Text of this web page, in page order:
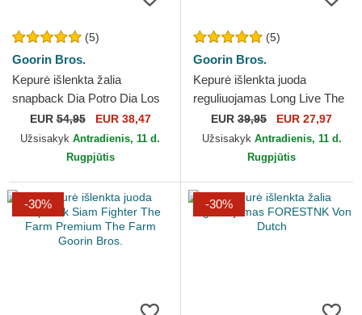
(5)
Goorin Bros.
Kepurė išlenkta žalia
snapback Dia Potro Dia Los
Muertos The Farm Goorin
Bros.
EUR54,95 EUR 38,47
Užsisakyk Antradienis, 11 d.
Rugpjūtis
(5)
Goorin Bros.
Kepurė išlenkta juoda
reguliuojamas Long Live The
Queen The Farm Lady Balls
The Farm Goorin Bros.
EUR 39,95 EUR 27,97
Užsisakyk Antradienis, 11 d.
Rugpjūtis
-30% -30%